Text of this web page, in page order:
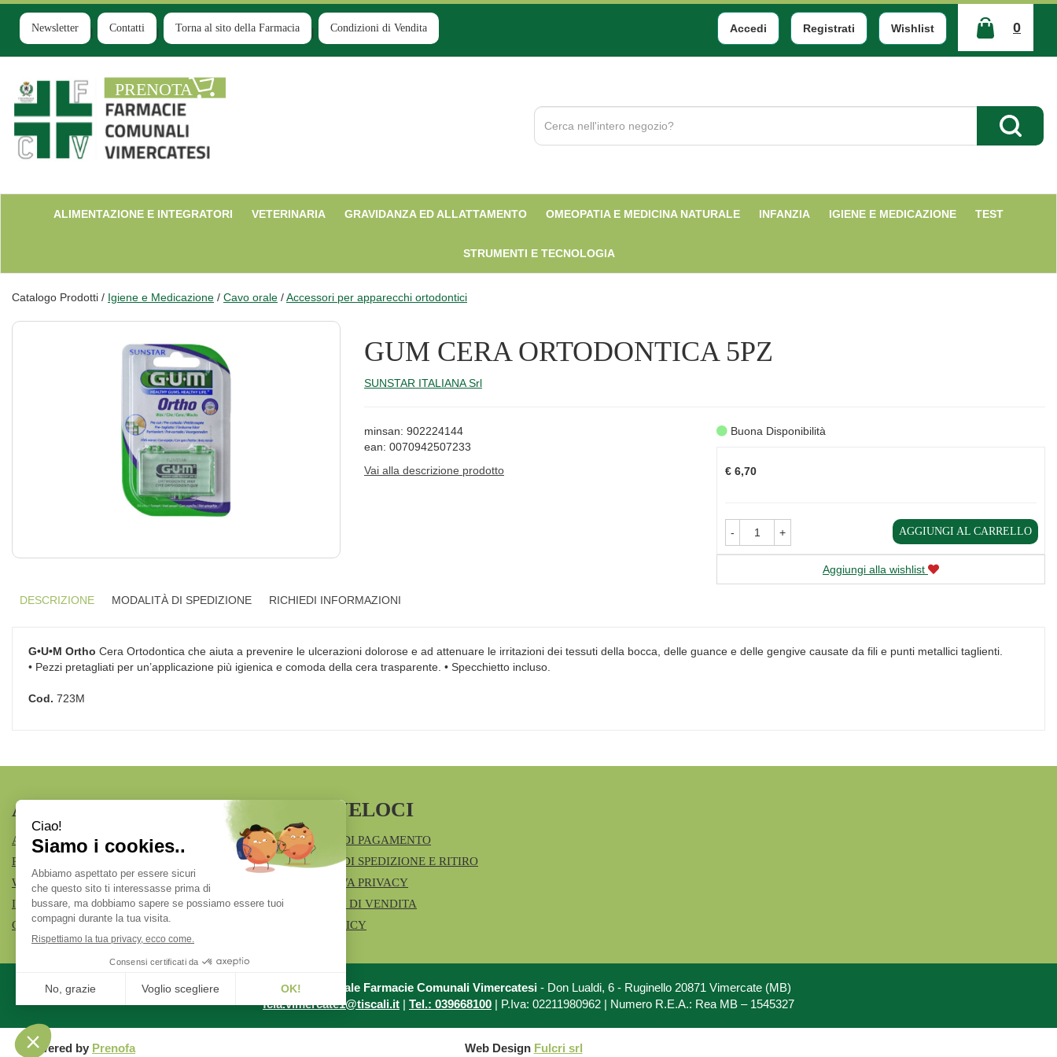
Passa
contenuto
principale
Newsletter Contatti Torna al sito della Farmacia Condizioni di Vendita Accedi Registrati Wishlist 0
ARTICOLI
INSERITI
Farmacia
Comunale
Cerca
Prodotto
Cerca
ALIMENTAZIONE E INTEGRATORI VETERINARIA GRAVIDANZA ED ALLATTAMENTO OMEOPATIA E MEDICINA NATURALE INFANZIA IGIENE E MEDICAZIONE TEST
STRUMENTI E TECNOLOGIA
Catalogo Prodotti / Igiene e Medicazione / Cavo orale /Accessori per apparecchi ortodontici
GUM CERA ORTODONTICA 5PZ
SUNSTAR ITALIANA Srl
minsan: 902224144
ean: 0070942507233
Vai alla descrizione prodotto
Buona Disponibilità
€ 6,70
- + AGGIUNGI AL CARRELLO
Aggiungi alla wishlist
DESCRIZIONE MODALITÀ DI SPEDIZIONE RICHIEDI INFORMAZIONI
G•U•M Ortho Cera Ortodontica che aiuta a prevenire le ulcerazioni dolorose e ad attenuare le irritazioni dei tessuti della bocca, delle guance e delle gengive causate da fili e punti metallici taglienti.
• Pezzi pretagliati per un’applicazione più igienica e comoda della cera trasparente. • Specchietto incluso.
Cod. 723M
AREA UTENTE
ACCEDI
REGISTRATI
WISHLIST
ISCRIZIONE ALLA NEWSLETTER
CONTATTI
LINK VELOCI
MODALITÀ DI PAGAMENTO
MODALITÀ DI SPEDIZIONE E RITIRO
INFORMATIVA PRIVACY
CONDIZIONI DI VENDITA
COOKIE POLICY
Azienda Speciale Farmacie Comunali Vimercatesi - Don Lualdi, 6 - Ruginello 20871 Vimercate (MB)
fcia.vimercate1@tiscali.it | Tel.: 039668100 | P.Iva: 02211980962 | Numero R.E.A.: Rea MB – 1545327
Powered by Prenofa Web Design Fulcri srl